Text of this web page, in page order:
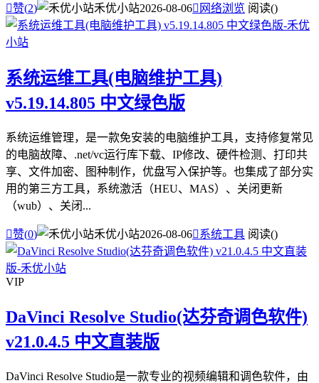
赞(2) 禾优小站2026-08-06 网络浏览 阅读()
系统运维工具(电脑维护工具)
v5.19.14.805 中文绿色版
系统运维管理，是一款免安装的电脑维护工具，支持修复常见
的电脑故障、.net/vc运行库下载、IP修改、硬件检测、打印共
享、文件加密、图种制作，优盘写入保护等。也集成了部分实
用的第三方工具，系统激活（HEU、MAS）、关闭更新
（wub）、关闭...
赞(0) 禾优小站2026-08-06系统工具 阅读()
VIP
DaVinci Resolve Studio(达芬奇调色软件)
v21.0.4.5 中文直装版
DaVinci Resolve Studio是一款专业的视频编辑和调色软件，由